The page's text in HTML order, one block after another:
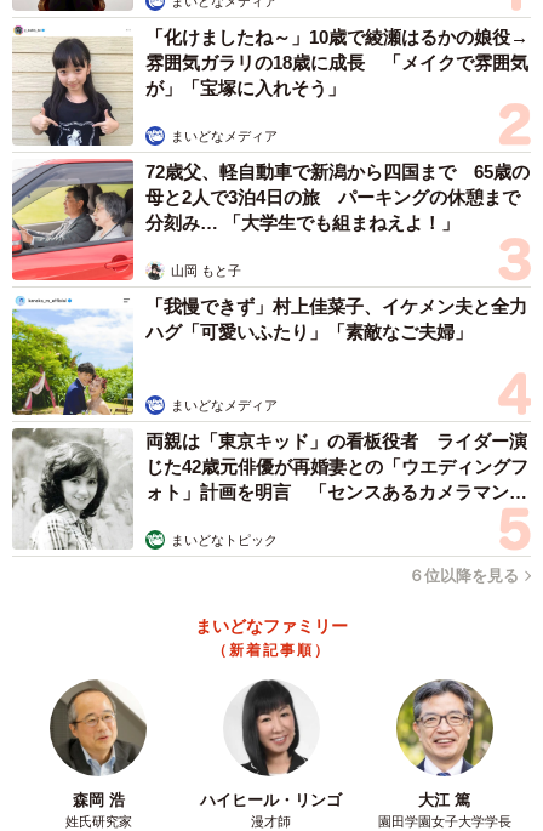
「化けましたね～」10歳で綾瀬はるかの娘役→
雰囲気ガラリの18歳に成長 「メイクで雰囲気
が」「宝塚に入れそう」
まいどなメディア
72歳父、軽自動車で新潟から四国まで 65歳の
母と2人で3泊4日の旅 パーキングの休憩まで
分刻み… 「大学生でも組まねえよ！」
山岡 もと子
「我慢できず」村上佳菜子、イケメン夫と全力
ハグ「可愛いふたり」「素敵なご夫婦」
まいどなメディア
両親は「東京キッド」の看板役者 ライダー演
じた42歳元俳優が再婚妻との「ウエディングフ
ォト」計画を明言 「センスあるカメラマン求
まいどなトピック
６位以降を見る
まいどなファミリー
（新着記事順）
森岡 浩
姓氏研究家
ハイヒール・リンゴ
漫才師
大江 篤
園田学園女子大学学長